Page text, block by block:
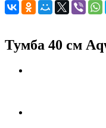
Тумба 40 см